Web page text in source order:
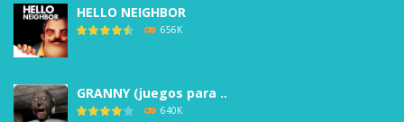
HELLO NEIGHBOR
656K
GRANNY (juegos para ..
640K